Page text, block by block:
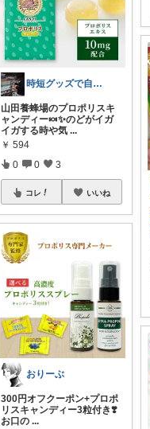
時短グッズで自由時間を手に入れるママ🌟
山田養蜂場のプロポリスキ
ャンディー🍬✨のどがイガ
イガする時や気 ...
￥ 594
0 0 3
コレ いいね
おりーぶ
300円オフクーポン+プロポ
リスキャンディー3粒付き❣️
お口の ...